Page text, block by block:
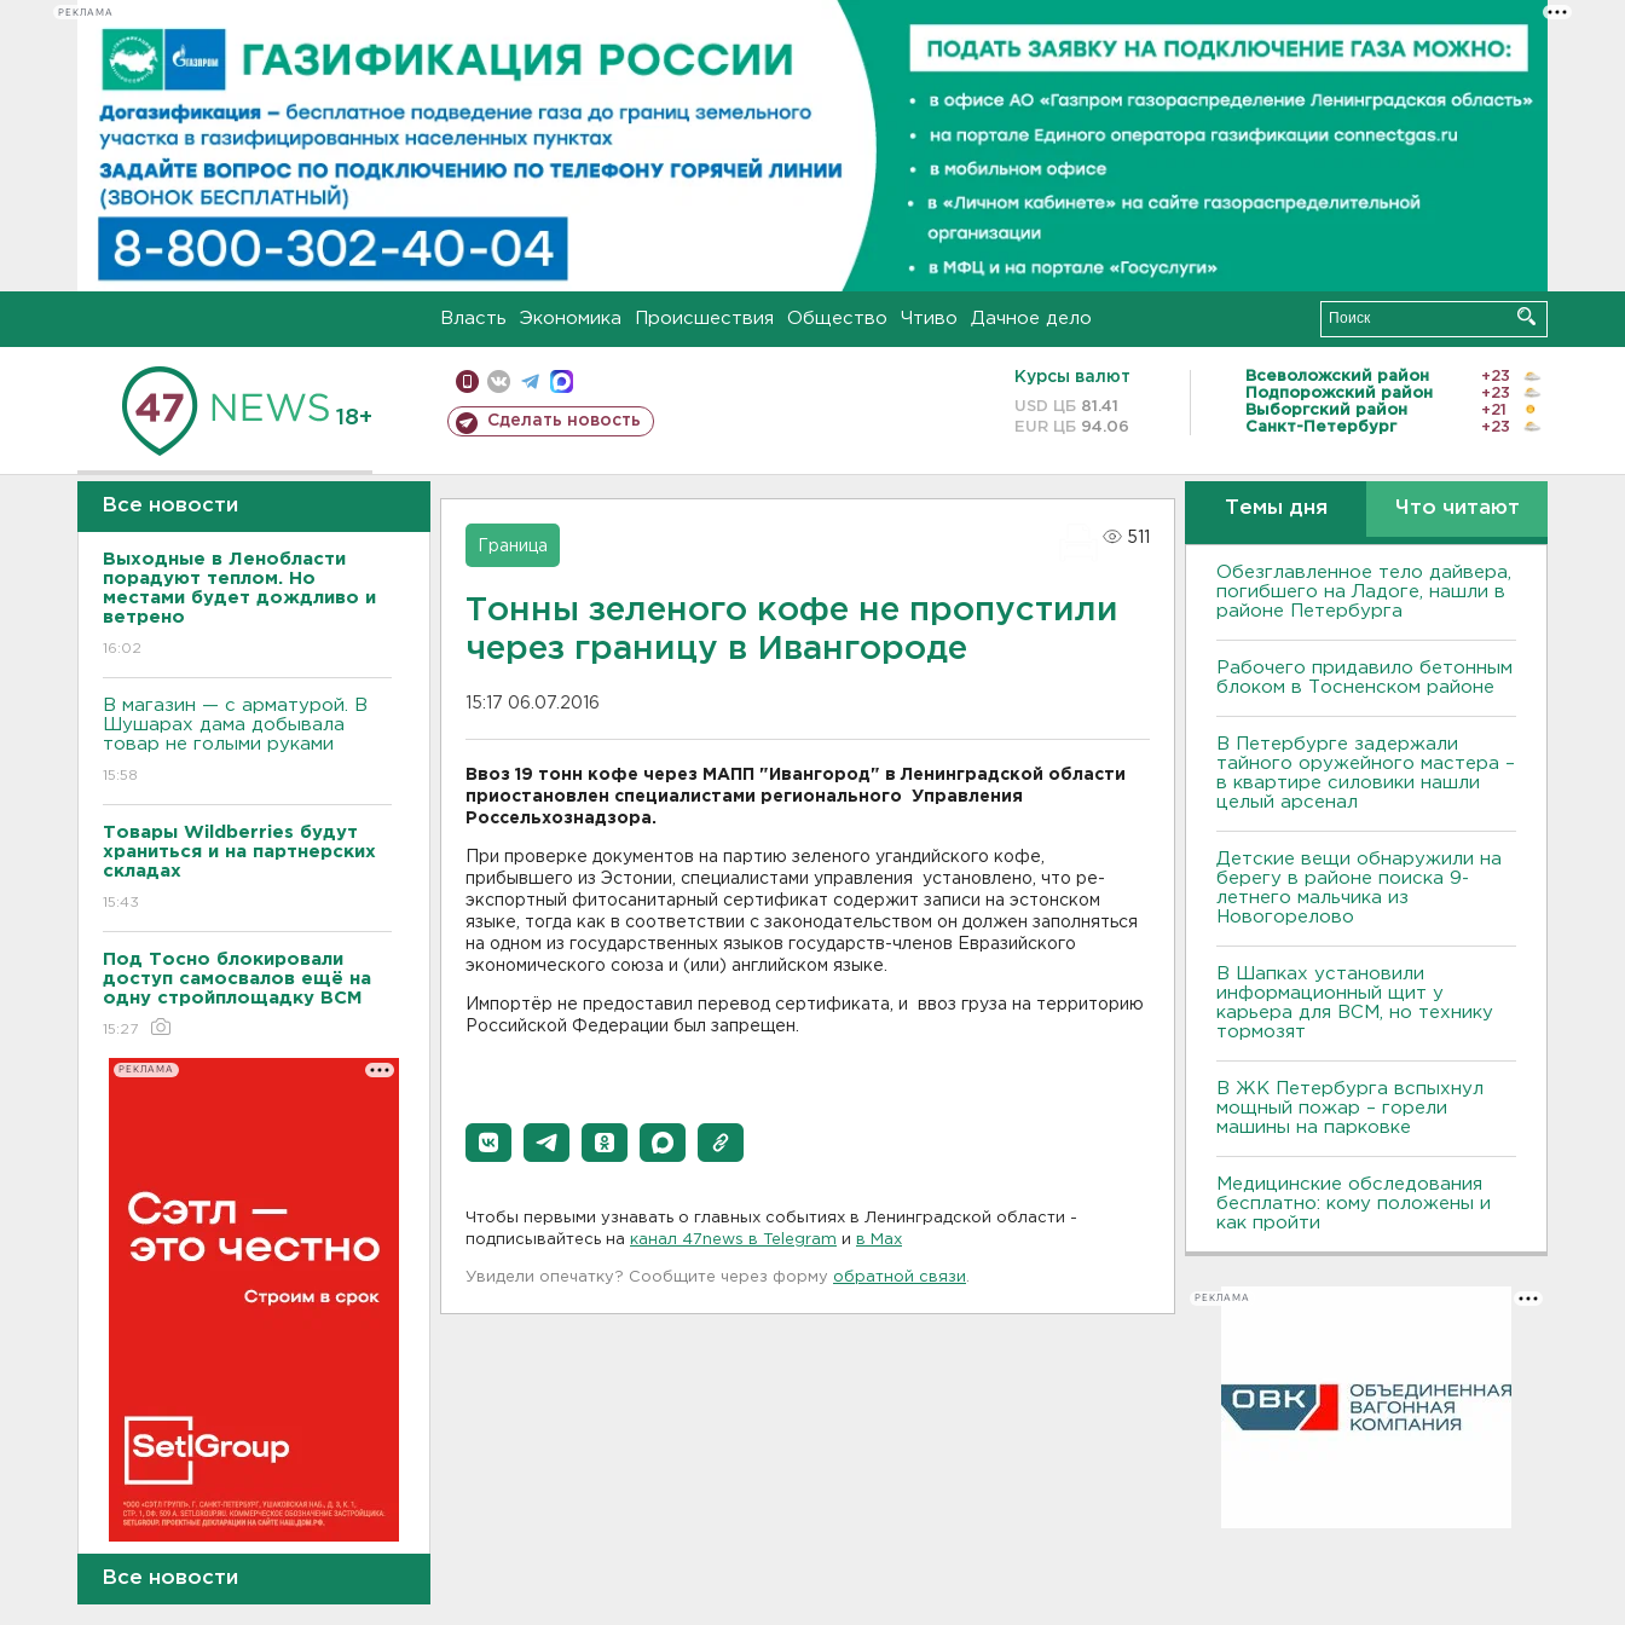
РЕКЛАМА
Власть Экономика Происшествия Общество Чтиво Дачное дело
18+ Сделать новость
Курсы валют
USD ЦБ 81.41
EUR ЦБ 94.06
Всеволожский район
+23
Подпорожский район
+23
Выборгский район
+21
Санкт-Петербург
+23
Все новости
Выходные в Ленобласти
порадуют теплом. Но
местами будет дождливо и
ветрено
16:02
В магазин — с арматурой. В
Шушарах дама добывала
товар не голыми руками
15:58
Товары Wildberries будут
храниться и на партнерских
складах
15:43
Под Тосно блокировали
доступ самосвалов ещё на
одну стройплощадку ВСМ
15:27
РЕКЛАМА
Обезглавленное тело
дайвера, погибшего на
Ладоге, нашли в районе
Все новости
Граница
511
Тонны зеленого кофе не пропустили
через границу в Ивангороде
15:17 06.07.2016
Ввоз 19 тонн кофе через МАПП "Ивангород" в Ленинградской области
приостановлен специалистами регионального Управления
Россельхознадзора.
При проверке документов на партию зеленого угандийского кофе,
прибывшего из Эстонии, специалистами управления установлено, что ре-
экспортный фитосанитарный сертификат содержит записи на эстонском
языке, тогда как в соответствии с законодательством он должен заполняться
на одном из государственных языков государств-членов Евразийского
экономического союза и (или) английском языке.
Импортёр не предоставил перевод сертификата, и ввоз груза на территорию
Российской Федерации был запрещен.
Чтобы первыми узнавать о главных событиях в Ленинградской области -
подписывайтесь на канал 47news в Telegram и в Maх
Увидели опечатку? Сообщите через форму обратной связи
Темы дня Что читают
Обезглавленное тело дайвера,
погибшего на Ладоге, нашли в
районе Петербурга
Рабочего придавило бетонным
блоком в Тосненском районе
В Петербурге задержали
тайного оружейного мастера –
в квартире силовики нашли
целый арсенал
Детские вещи обнаружили на
берегу в районе поиска 9-
летнего мальчика из
Новогорелово
В Шапках установили
информационный щит у
карьера для ВСМ, но технику
тормозят
В ЖК Петербурга вспыхнул
мощный пожар – горели
машины на парковке
Медицинские обследования
бесплатно: кому положены и
как пройти
РЕКЛАМА